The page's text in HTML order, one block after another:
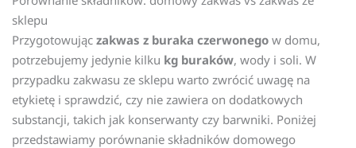
sklepu
Przygotowując zakwas z buraka czerwonego w domu,
potrzebujemy jedynie kilku kg buraków, wody i soli. W
przypadku zakwasu ze sklepu warto zwrócić uwagę na
etykietę i sprawdzić, czy nie zawiera on dodatkowych
substancji, takich jak konserwanty czy barwniki. Poniżej
przedstawiamy porównanie składników domowego